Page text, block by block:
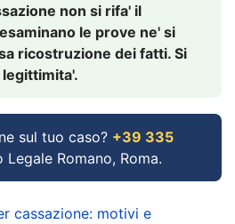
non si rifa' il
le prove ne' si
ricostruzione dei fatti. Si
sul tuo caso? +39 335
Romano, Roma.
cassazione: motivi e